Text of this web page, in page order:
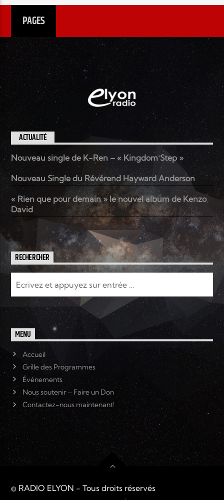
PAGES
ACTUALITÉ
Nouveau single de K-Ren – « Kingdom Step »
Nouveau Single du Révérend Hayward Anderson
« Rien que pour demain » le nouvel album de Kenzo
David
RECHERCHER
MENU
Accueil
Grille des Programmes
Événements
Nous soutenir – Faire un Don
Contactez-nous maintenant!
© RADIO ELYON - Tous droits réservés